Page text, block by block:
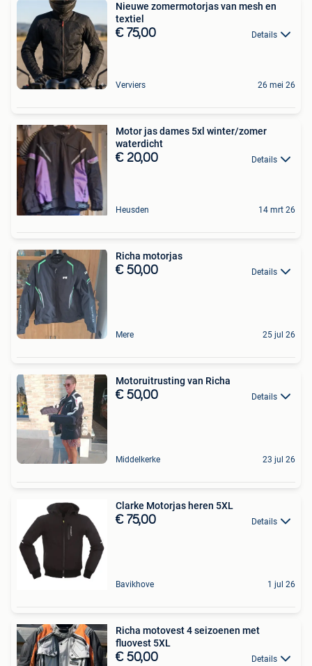
Nieuwe zomermotorjas van mesh en
textiel
€ 75,00 Details
Verviers 26 mei 26
Motor jas dames 5xl winter/zomer
waterdicht
€ 20,00 Details
Heusden 14 mrt 26
Richa motorjas
€ 50,00 Details
Mere 25 jul 26
Motoruitrusting van Richa
€ 50,00 Details
Middelkerke 23 jul 26
Clarke Motorjas heren 5XL
€ 75,00 Details
Bavikhove 1 jul 26
Richa motovest 4 seizoenen met
fluovest 5XL
€ 50,00 Details